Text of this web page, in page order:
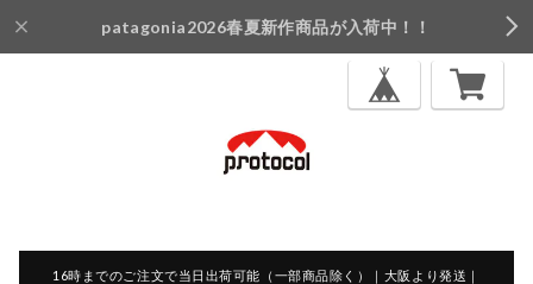
patagonia2026春夏新作商品が入荷中！！
16時までのご注文で当日出荷可能（一部商品除く）｜大阪より発送｜